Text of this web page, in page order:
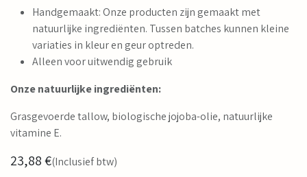
Handgemaakt: Onze producten zijn gemaakt met
natuurlijke ingrediënten. Tussen batches kunnen kleine
variaties in kleur en geur optreden.
Alleen voor uitwendig gebruik
Onze natuurlijke ingrediënten:
Grasgevoerde tallow, biologische jojoba-olie, natuurlijke
vitamine E.
23,88€(Inclusief btw)